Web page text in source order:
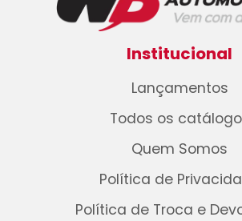
Institucional
Lançamentos
Todos os
Quem Somos
Política de
Política de Troca e